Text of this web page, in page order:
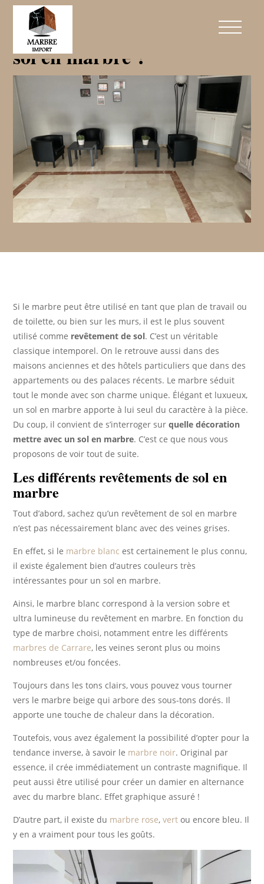
Quelle décoration avec un
sol en marbre ?
Si le marbre peut être utilisé en tant que plan de travail ou
de toilette, ou bien sur les murs, il est le plus souvent
utilisé comme revêtement de sol. C’est un véritable
classique intemporel. On le retrouve aussi dans des
maisons anciennes et des hôtels particuliers que dans des
appartements ou des palaces récents. Le marbre séduit
tout le monde avec son charme unique. Élégant et luxueux,
un sol en marbre apporte à lui seul du caractère à la pièce.
Du coup, il convient de s’interroger surquelle décoration
mettre avec un sol en marbre. C’est ce que nous vous
proposons de voir tout de suite.
Les différents revêtements de sol en
marbre
Tout d’abord, sachez qu’un revêtement de sol en marbre
n’est pas nécessairement blanc avec des veines grises.
En effet, si le marbre blanc est certainement le plus connu,
il existe également bien d’autres couleurs très
intéressantes pour un sol en marbre.
Ainsi, le marbre blanc correspond à la version sobre et
ultra lumineuse du revêtement en marbre. En fonction du
type de marbre choisi, notamment entre les différents
marbres de Carrare, les veines seront plus ou moins
nombreuses et/ou foncées.
Toujours dans les tons clairs, vous pouvez vous tourner
vers le marbre beige qui arbore des sous-tons dorés. Il
apporte une touche de chaleur dans la décoration.
Toutefois, vous avez également la possibilité d’opter pour la
tendance inverse, à savoir le marbre noir. Original par
essence, il crée immédiatement un contraste magnifique. Il
peut aussi être utilisé pour créer un damier en alternance
avec du marbre blanc. Effet graphique assuré !
D’autre part, il existe du marbre rose,vert ou encore bleu. Il
y en a vraiment pour tous les goûts.